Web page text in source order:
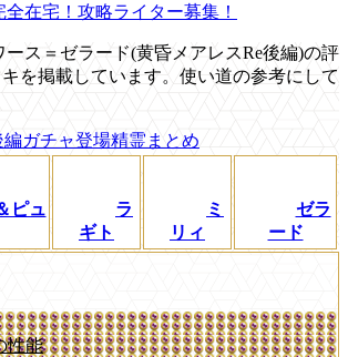
在宅！攻略ライター募集！
ース＝ゼラード(黄昏メアレスRe後編)の評
を掲載しています。使い道の参考にして
ガチャ登場精霊まとめ
ピュ
ラ
ギト
ミ
リィ
ゼラ
ード
性能